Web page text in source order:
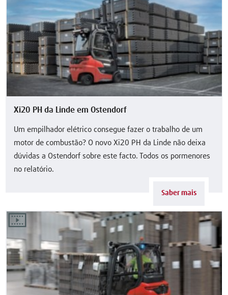
Xi20 PH da Linde em Ostendorf
Um empilhador elétrico consegue fazer o trabalho de um
motor de combustão? O novo Xi20 PH da Linde não deixa
dúvidas a Ostendorf sobre este facto. Todos os pormenores
no relatório.
Saber mais